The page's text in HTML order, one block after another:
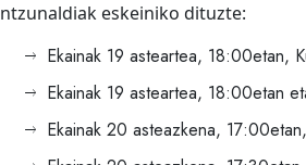
eskeiniko dituzte:
Ekainak 19 asteartea, 18:00etan,
Ekainak 19 asteartea, 18:00etan
Ekainak 20 asteazkena,